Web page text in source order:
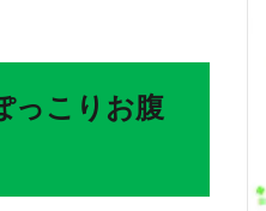
っこりお腹